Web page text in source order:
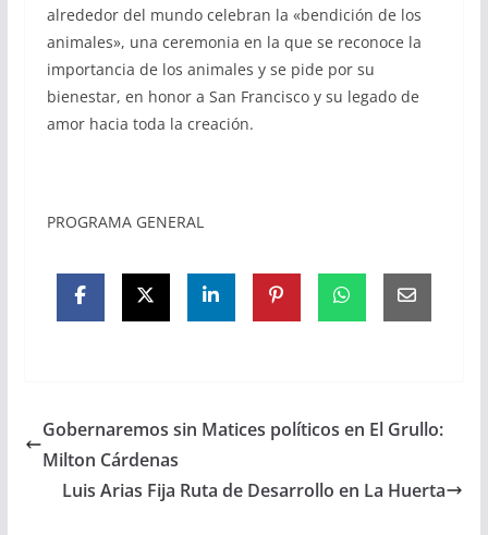
alrededor del mundo celebran la «bendición de los
animales», una ceremonia en la que se reconoce la
importancia de los animales y se pide por su
bienestar, en honor a San Francisco y su legado de
amor hacia toda la creación.
PROGRAMA GENERAL
Gobernaremos sin Matices políticos en El Grullo:
Milton Cárdenas
Luis Arias Fija Ruta de Desarrollo en La Huerta